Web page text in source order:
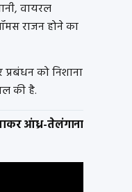
वायरल
राजन होने का
को निशाना
की है.
आंध्र-तेलंगाना